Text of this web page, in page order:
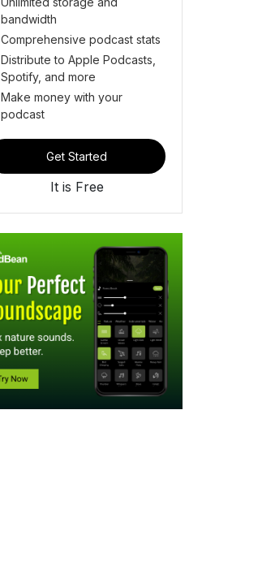
bandwidth
Comprehensive podcast stats
Distribute to Apple Podcasts,
Spotify, and more
Make money with your
podcast
Get Started
It is Free